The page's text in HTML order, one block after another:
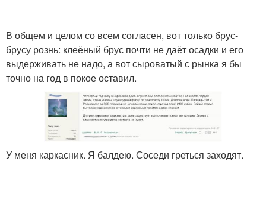
В общем и целом со всем согласен, вот только брус-
брусу рознь: клеёный брус почти не даёт осадки и его
выдерживать не надо, а вот сыроватый с рынка я бы
точно на год в покое оставил.
У меня каркасник. Я балдею. Соседи греться заходят.